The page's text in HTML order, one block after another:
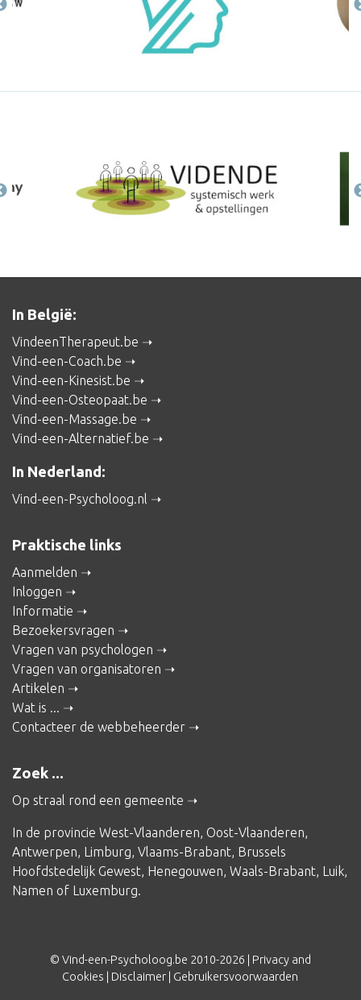
In België:
VindeenTherapeut.be
Vind-een-Coach.be
Vind-een-Kinesist.be
Vind-een-Osteopaat.be
Vind-een-Massage.be
Vind-een-Alternatief.be
In Nederland:
Vind-een-Psycholoog.nl
Praktische links
Aanmelden
Inloggen
Informatie
Bezoekersvragen
Vragen van psychologen
Vragen van organisatoren
Artikelen
Wat is ...
Contacteer de webbeheerder
Zoek ...
Op straal rond een gemeente
In de provincie West-Vlaanderen, Oost-Vlaanderen,
Antwerpen, Limburg, Vlaams-Brabant, Brussels
Hoofdstedelijk Gewest, Henegouwen, Waals-Brabant, Luik,
Namen of Luxemburg.
© Vind-een-Psycholoog.be 2010-2026 | Privacy and
Cookies
Disclaimer Gebruikersvoorwaarden